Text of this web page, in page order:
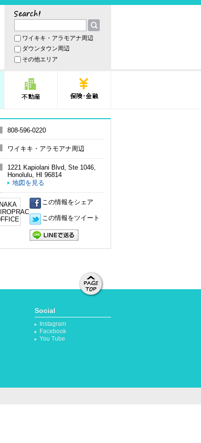
サーチ
ワイキキ・アラモアナ周辺
ダウンタウン周辺
その他エリア
808-596-0220
ワイキキ・アラモアナ周辺
1221 Kapiolani Blvd, Ste 1046
Honolulu
HI 96814
地図を見る
この情報をシェア
この情報をツイート
Social
Instagram
Facebook
You Tube
動する